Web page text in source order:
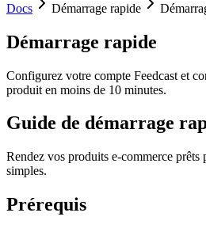
Docs Démarrage rapide
Démarrage rapide
Configurez votre compte Feedcast et
produit en moins de 10 minutes.
Guide de démarrage
Rendez vos produits e-commerce prêts
simples.
Prérequis